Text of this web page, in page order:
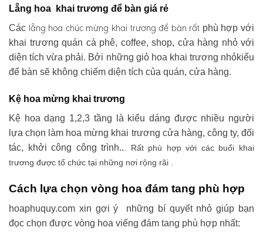
Lẵng hoa khai trương để bàn giá rẻ
Các lẵng hoa chúc mừng khai trương để bàn rất phù hợp với
khai trương quán cà phê, coffee, shop, cửa hàng nhỏ với
diện tích vừa phải. Bởi những giỏ hoa khai trương nhỏkiểu
để bàn sẽ không chiếm diện tích của quán, cửa hàng.
Kệ hoa mừng khai trương
Kệ hoa dạng 1,2,3 tầng là kiểu dáng được nhiều người
lựa chọn làm hoa mừng khai trương cửa hàng, công ty, đối
tác, khởi công công trình.. . Rất phù hợp với các buổi khai
trương được tổ chức tại những nơi rộng rãi .
Cách lựa chọn vòng hoa đám tang phù hợp
hoaphuquy.com xin gợi ý những bí quyết nhỏ giúp bạn
đọc chọn được vòng hoa viếng đám tang phù hợp nhất: